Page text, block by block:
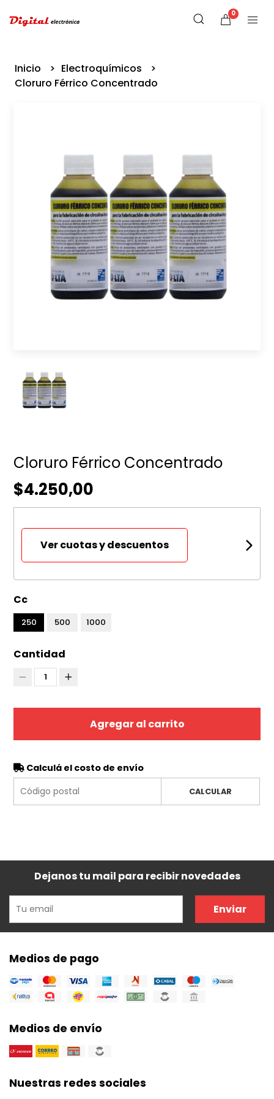
0
Inicio
Electroquímicos
Cloruro Férrico Concentrado
Cloruro Férrico Concentrado
$4.250,00
Ver cuotas y descuentos
Cc
250 500 1000
Cantidad
1
Agregar al carrito
Calculá el costo de envío
CALCULAR
Dejanos tu mail para recibir novedades
Enviar
Medios de pago
Medios de envío
Nuestras redes sociales